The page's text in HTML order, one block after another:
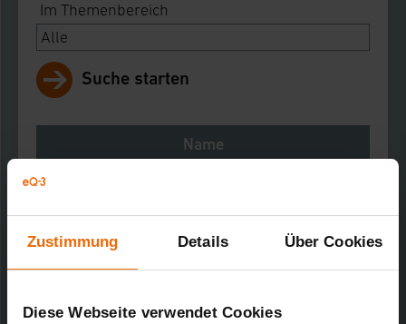
Zustimmung Details Über Cookies
Diese Webseite verwendet Cookies
Im Themenbereich
Suche starten
Name
Download
RWE Smarthome Zwischenstecker dimmbar
Kurz-Bez.: PSD